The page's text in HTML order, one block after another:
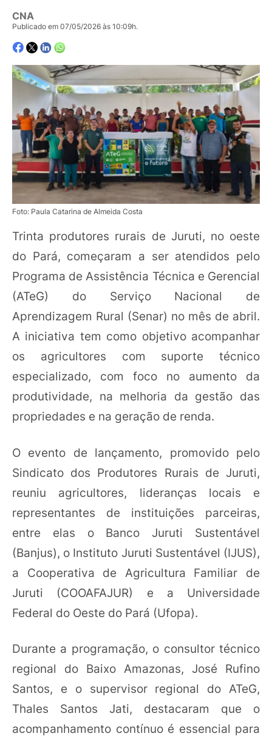
CNA
Publicado em 07/05/2026 às 10:09h.
Foto: Paula Catarina de Almeida Costa
Trinta produtores rurais de Juruti, no oeste
do Pará, começaram a ser atendidos pelo
Programa de Assistência Técnica e Gerencial
(ATeG) do Serviço Nacional de
Aprendizagem Rural (Senar) no mês de abril.
A iniciativa tem como objetivo acompanhar
os agricultores com suporte técnico
especializado, com foco no aumento da
produtividade, na melhoria da gestão das
propriedades e na geração de renda.
O evento de lançamento, promovido pelo
Sindicato dos Produtores Rurais de Juruti,
reuniu agricultores, lideranças locais e
representantes de instituições parceiras,
entre elas o Banco Juruti Sustentável
(Banjus), o Instituto Juruti Sustentável (IJUS),
a Cooperativa de Agricultura Familiar de
Juruti (COOAFAJUR) e a Universidade
Federal do Oeste do Pará (Ufopa).
Durante a programação, o consultor técnico
regional do Baixo Amazonas, José Rufino
Santos, e o supervisor regional do ATeG,
Thales Santos Jati, destacaram que o
acompanhamento contínuo é essencial para